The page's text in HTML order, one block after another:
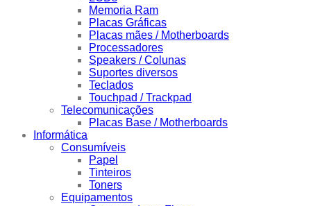
Memoria Ram
Placas Gráficas
Placas mães / Motherboards
Processadores
Speakers / Colunas
Suportes diversos
Teclados
Touchpad / Trackpad
Telecomunicações
Placas Base / Motherboards
Informática
Consumíveis
Papel
Tinteiros
Toners
Equipamentos